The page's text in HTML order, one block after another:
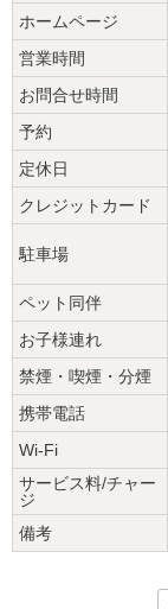
ホームページ
営業時間
お問合せ時間
予約
定休日
クレジットカード
駐車場
ペット同伴
お子様連れ
禁煙・喫煙・分煙
携帯電話
Wi-Fi
サービス料/チャー
ジ
備考